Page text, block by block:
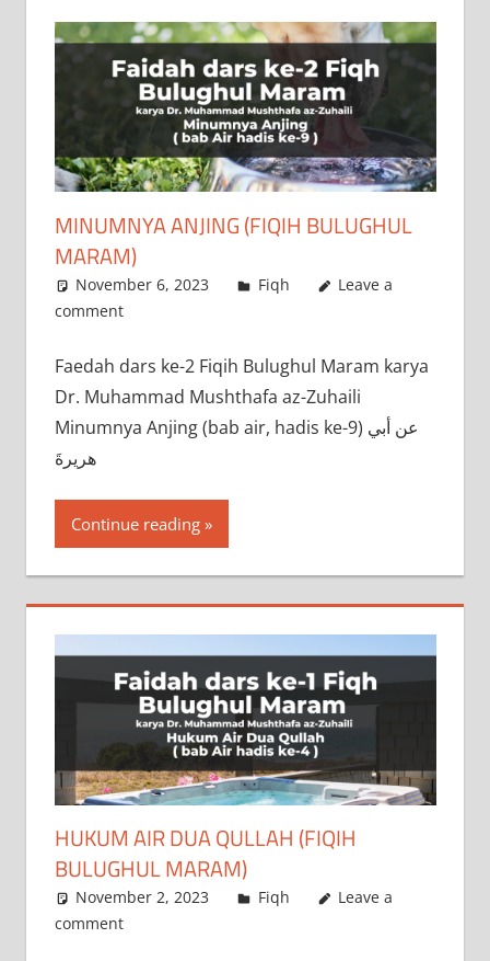
‌MINUMNYA ANJING (FIQIH BULUGHUL
MARAM)
November 6, 2023 a.siddik
Fiqh
Leave a
comment
‌Faedah dars ke-2 Fiqih Bulughul Maram karya
Dr. Muhammad Mushthafa az-Zuhaili
Minumnya Anjing (bab air, hadis ke-9) عن أبي
هريرةَ
Continue reading
‌HUKUM AIR DUA QULLAH (FIQIH
BULUGHUL MARAM)
November 2, 2023 a.siddik
Fiqh
Leave a
comment